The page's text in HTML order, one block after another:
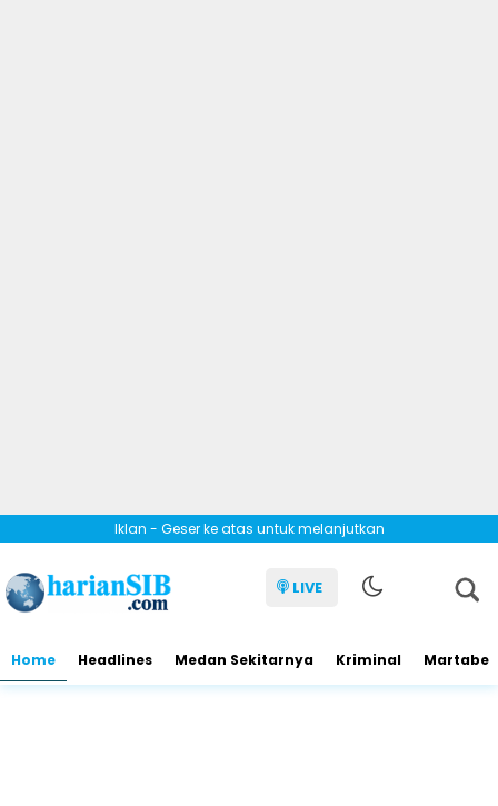
Iklan - Geser ke atas untuk melanjutkan
LIVE
Home Headlines Medan Sekitarnya Kriminal Martabe